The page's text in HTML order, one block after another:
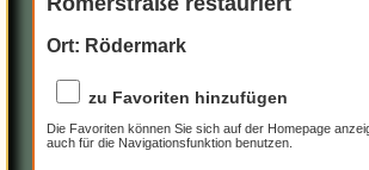
Ort: Rödermark
zu Favoriten hinzufügen
Die Favoriten können Sie sich auf der Homepage
auch für die Navigationsfunktion benutzen.